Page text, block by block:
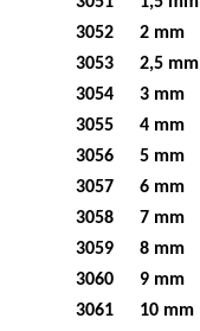
3052
2 mm
3053
2,5 mm
3054
3 mm
3055
4 mm
3056
5 mm
3057
6 mm
3058
7 mm
3059
8 mm
3060
9 mm
3061
10 mm